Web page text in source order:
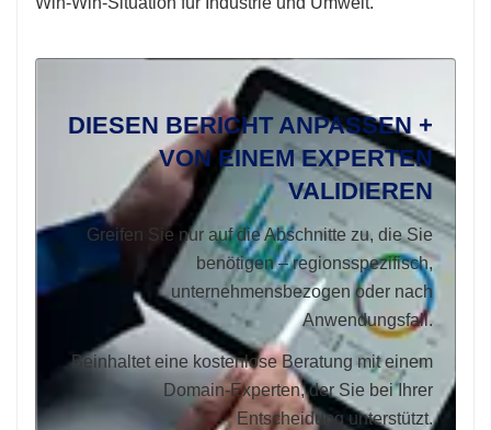
DIESEN BERICHT ANPASSEN +
VON EINEM EXPERTEN
VALIDIEREN
Greifen Sie nur auf die Abschnitte zu, die Sie
benötigen – regionsspezifisch,
unternehmensbezogen oder nach
Anwendungsfall.
Beinhaltet eine kostenlose Beratung mit einem
Domain-Experten, der Sie bei Ihrer
Entscheidung unterstützt.